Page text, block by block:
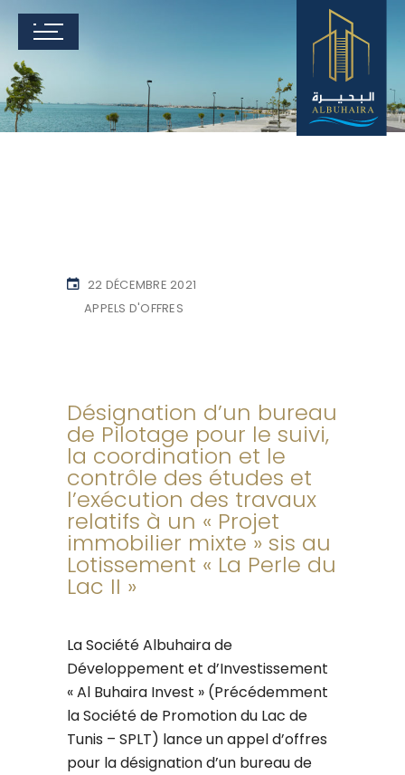
22 DÉCEMBRE 2021
APPELS D'OFFRES
Désignation d’un bureau
de Pilotage pour le suivi,
la coordination et le
contrôle des études et
l’exécution des travaux
relatifs à un « Projet
immobilier mixte » sis au
Lotissement « La Perle du
Lac II »
La Société Albuhaira de
Développement et d’Investissement
« Al Buhaira Invest » (Précédemment
la Société de Promotion du Lac de
Tunis – SPLT) lance un appel d’offres
pour la désignation d’un bureau de